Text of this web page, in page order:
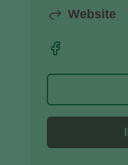
Website